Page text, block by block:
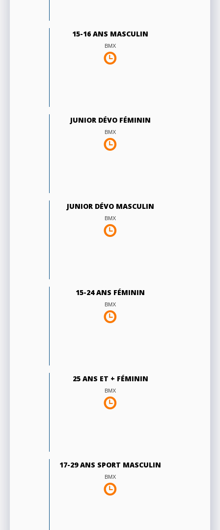
15-16 ANS MASCULIN
BMX
JUNIOR DÉVO FÉMININ
BMX
JUNIOR DÉVO MASCULIN
BMX
15-24 ANS FÉMININ
BMX
25 ANS ET + FÉMININ
BMX
17-29 ANS SPORT MASCULIN
BMX